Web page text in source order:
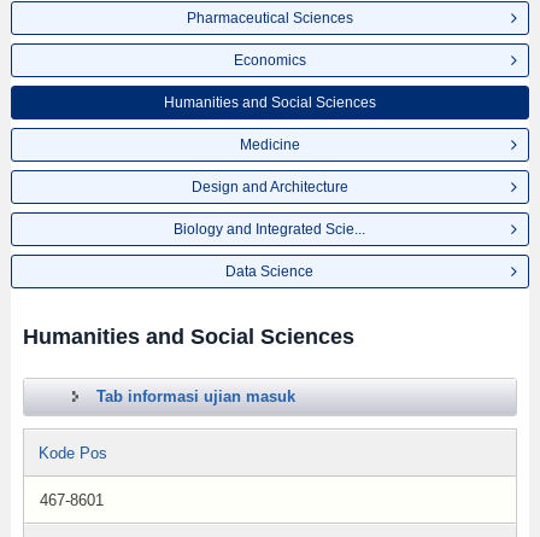
Pharmaceutical Sciences
Economics
Humanities and Social Sciences
Medicine
Design and Architecture
Biology and Integrated Scie...
Data Science
Humanities and Social Sciences
Tab informasi ujian masuk
Kode Pos
467-8601